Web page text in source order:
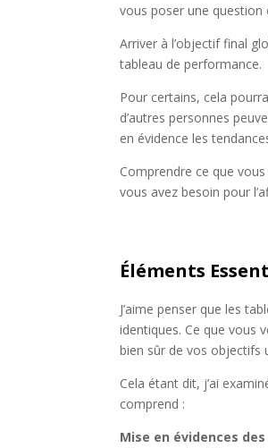
vous poser une question
Arriver à l’objectif final
tableau de performance.
Pour certains, cela
d’autres personnes
en évidence les
Comprendre ce que
vous avez besoin pour
Éléments
J’aime penser que les
identiques. Ce que vous
bien sûr de vos objectifs
Cela étant dit, j’ai
comprend :
Mise en évidences